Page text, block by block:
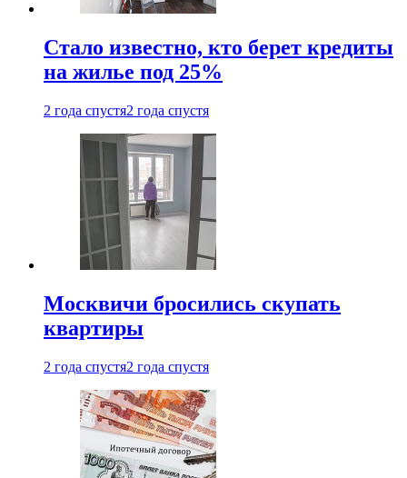
Стало известно, кто берет кредиты
на жилье под 25%
2 года спустя2 года спустя
Москвичи бросились скупать
квартиры
2 года спустя2 года спустя